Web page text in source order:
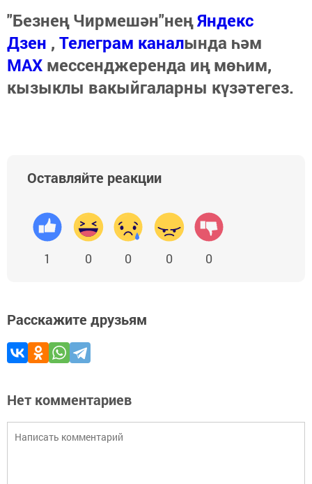
"Безнең Чирмешән"неңЯндекс
Дзен , Телеграм каналында һәм
МАХ мессенджеренда иң мөһим,
кызыклы вакыйгаларны күзәтегез.
Оставляйте реакции
1 0 0 0 0
Расскажите друзьям
Нет комментариев